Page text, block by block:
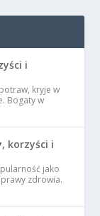
i
kryje w
Bogaty w
korzyści i
jako
zdrowia.